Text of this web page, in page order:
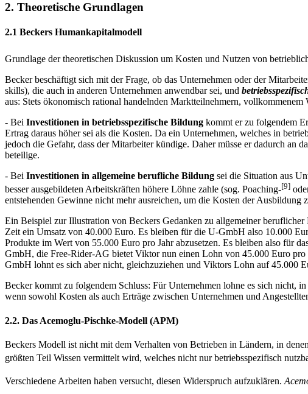
2. Theoretische Grundlagen
2.1 Beckers Humankapitalmodell
Grundlage der theoretischen Diskussion um Kosten und Nutzen von
Becker beschäftigt sich mit der Frage, ob das Unternehmen oder der
skills), die auch in anderen Unternehmen anwendbar sei, und
aus: Stets ökonomisch rational handelnden Marktteilnehmern,
- Bei Investitionen in betriebsspezifische Bildung kommt er zu folgendem
Ertrag daraus höher sei als die Kosten. Da ein Unternehmen, welches in
jedoch die Gefahr, dass der Mitarbeiter kündige. Daher müsse er dadurch an
beteilige.
- Bei Investitionen in allgemeine berufliche Bildung sei die Situation aus
besser ausgebildeten Arbeitskräften höhere Löhne zahle (sog. Poaching-[9]
entstehenden Gewinne nicht mehr ausreichen, um die Kosten der Ausbildung
Ein Beispiel zur Illustration von Beckers Gedanken zu allgemeiner
Zeit ein Umsatz von 40.000 Euro. Es bleiben für die U-GmbH also 10.000
Produkte im Wert von 55.000 Euro pro Jahr abzusetzen. Es bleiben also für
GmbH, die Free-Rider-AG bietet Viktor nun einen Lohn von 45.000 Euro
GmbH lohnt es sich aber nicht, gleichzuziehen und Viktors Lohn auf 45.000
Becker kommt zu folgendem Schluss: Für Unternehmen lohne es sich nicht,
wenn sowohl Kosten als auch Erträge zwischen Unternehmen und
2.2. Das Acemoglu-Pischke-Modell (APM)
Beckers Modell ist nicht mit dem Verhalten von Betrieben in Ländern, in
größten Teil Wissen vermittelt wird, welches nicht nur betriebsspezifisch
Verschiedene Arbeiten haben versucht, diesen Widerspruch aufzuklären.